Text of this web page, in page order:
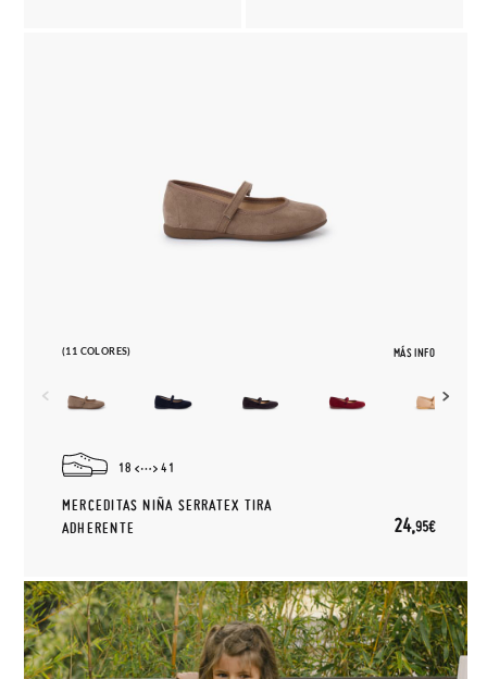
(11 COLORES) MÁS INFO
18 41
MERCEDITAS NIÑA SERRATEX TIRA
ADHERENTE
24,95€